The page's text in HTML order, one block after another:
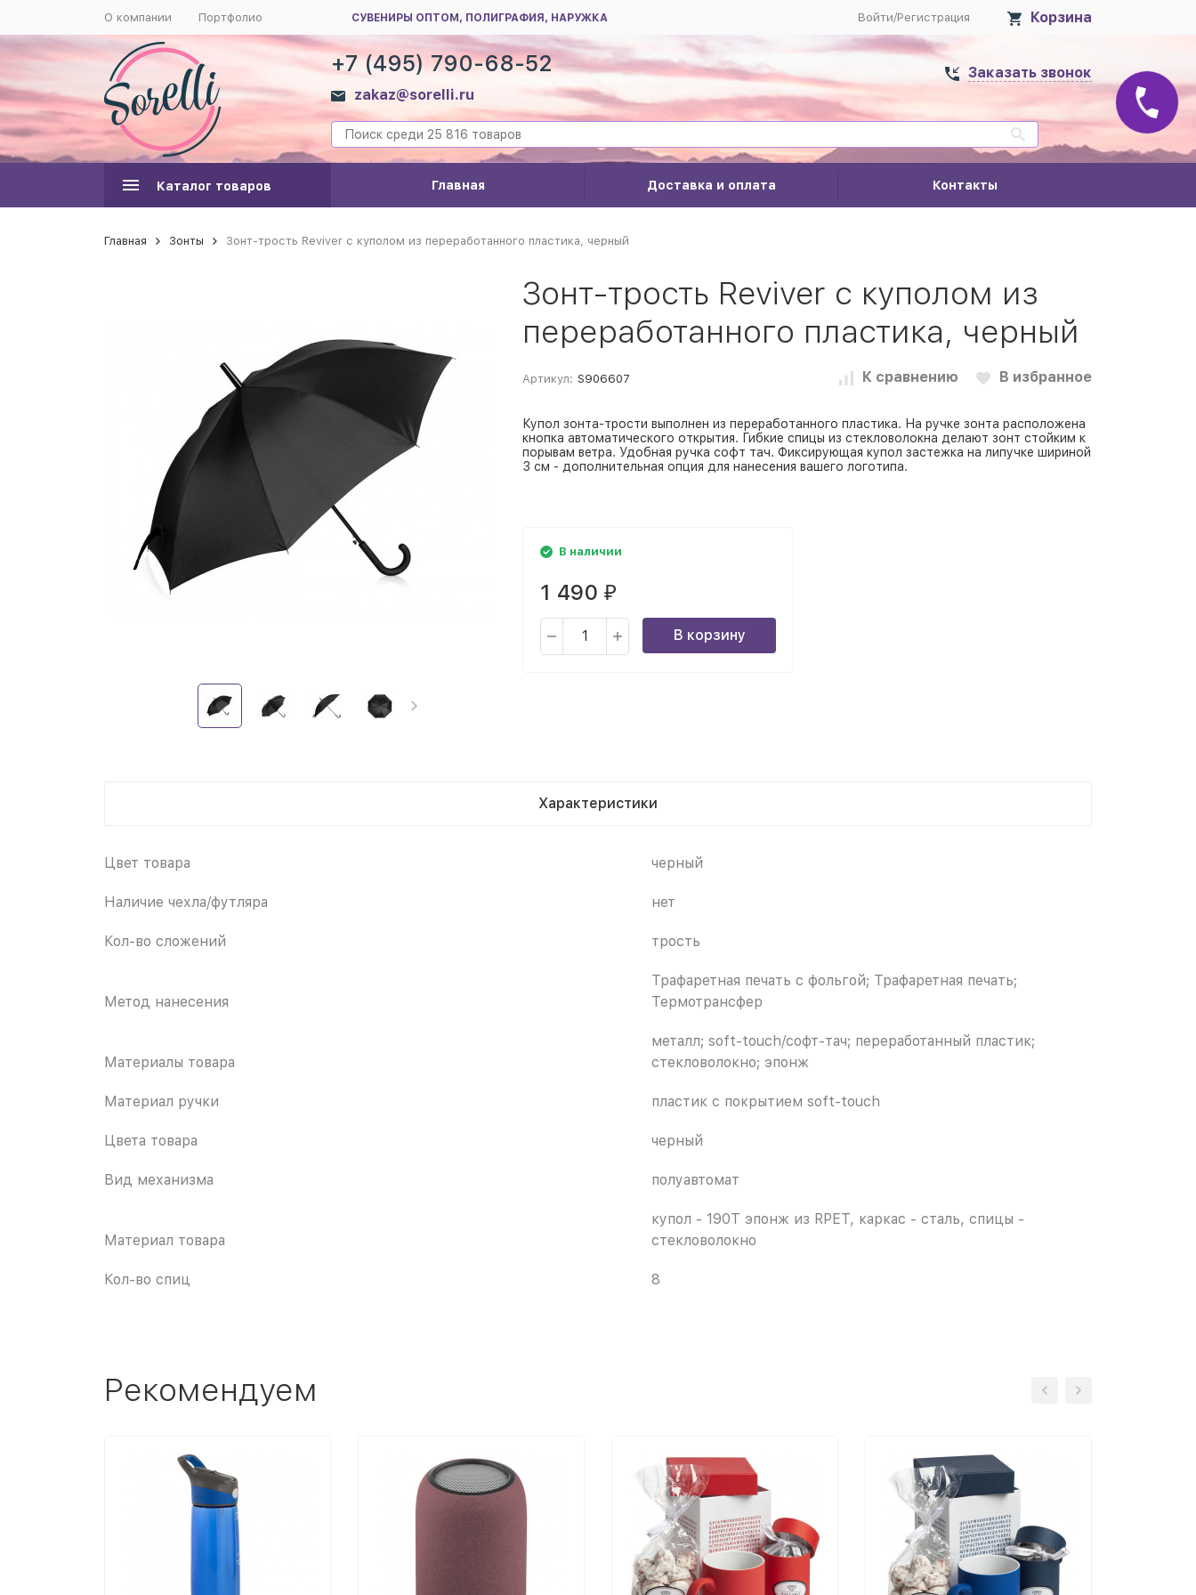
О компании Портфолио СУВЕНИРЫ ОПТОМ, ПОЛИГРАФИЯ, НАРУЖКА Войти/Регистрация Корзина
+7 (495) 790-68-52
zakaz@sorelli.ru
Заказать звонок
Каталог товаров Главная Доставка и оплата Контакты
Главная Зонты Зонт-трость Reviver с куполом из переработанного пластика, черный
Зонт-трость Reviver с куполом из
переработанного пластика, черный
Артикул: S906607 К сравнению В избранное
Купол зонта-трости выполнен из переработанного пластика. На ручке зонта расположена
кнопка автоматического открытия. Гибкие спицы из стекловолокна делают зонт стойким к
порывам ветра. Удобная ручка софт тач. Фиксирующая купол застежка на липучке шириной
3 см - дополнительная опция для нанесения вашего логотипа.
В наличии
1 490 ₽
В корзину
Характеристики
Цвет товара черный
Наличие чехла/футляра нет
Кол-во сложений трость
Метод нанесения
Трафаретная печать с фольгой; Трафаретная печать;
Термотрансфер
Материалы товара
металл; soft-touch/софт-тач; переработанный пластик;
стекловолокно; эпонж
Материал ручки пластик с покрытием soft-touch
Цвета товара черный
Вид механизма полуавтомат
Материал товара
купол - 190Т эпонж из RPET, каркас - сталь, спицы -
стекловолокно
Кол-во спиц 8
Рекомендуем